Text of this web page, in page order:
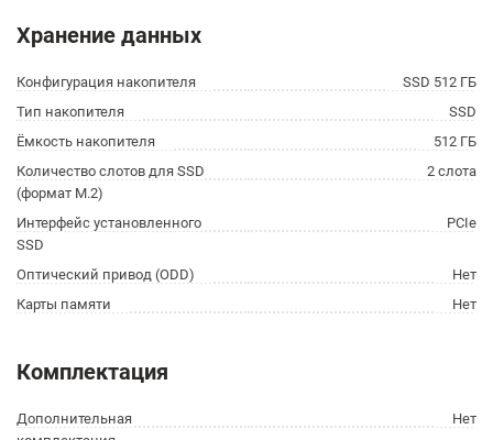
Хранение данных
Конфигурация накопителя
SSD 512 ГБ
Тип накопителя
SSD
Ёмкость накопителя
512 ГБ
Количество слотов для SSD
(формат M.2)
2 слота
Интерфейс установленного
SSD
PCIe
Оптический привод (ODD)
Нет
Карты памяти
Нет
Комплектация
Дополнительная
Нет